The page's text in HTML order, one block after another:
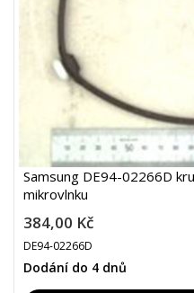
Samsung DE94-02266D
mikrovlnku
384,00 Kč
DE94-02266D
Dodání do 4 dnů